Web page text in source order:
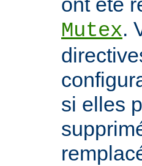
Mutex.
si elles